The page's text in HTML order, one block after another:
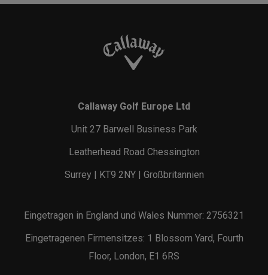
Callaway Golf Europe Ltd
Unit 27 Barwell Business Park
Leatherhead Road Chessington
Surrey | KT9 2NY | Großbritannien
Eingetragen in England und Wales Nummer: 2756321
Eingetragenen Firmensitzes: 1 Blossom Yard, Fourth
Floor, London, E1 6RS